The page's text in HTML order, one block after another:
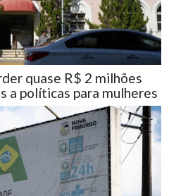
quase R$ 2 milhões
a políticas para mulheres